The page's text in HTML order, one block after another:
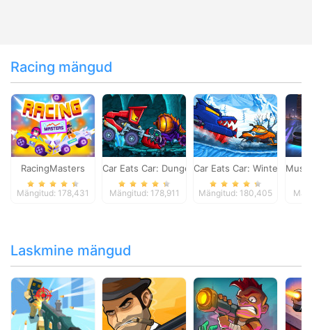
Racing mängud
RacingMasters
Mängitud: 178,431
Car Eats Car: Dungeon Adventure
Mängitud: 178,911
Car Eats Car: Winter
Mängitud: 180,405
Laskmine mängud